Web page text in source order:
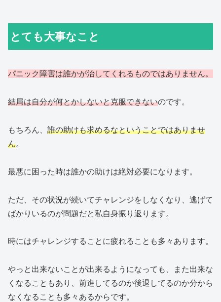
とても大事なこと
パニック障害は誰かが治してくれるものではありません。
結局は自分が何とかしないと克服できないのです。
もちろん、 誰の助けも求めるなということではありませ
ん。
最悪に困った時は誰かの助けは絶対必要になります。
ただ、その状況が続いてチャレンジをしなくなり、逃げて
ばかりいるのが問題だと私自身振り返ります。
時にはチャレンジすることに疲れることも多々あります。
やっと出来ないことが出来るようになっても、また出来な
くなることもあり、前進してるのか後退してるのか分から
なくなることも多々あるからです。